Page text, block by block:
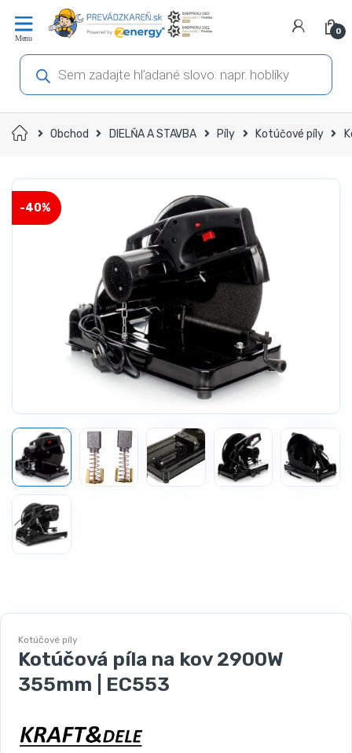
navigáciu
obsah
0
Products
search
Domov Obchod DIELŇA A STAVBA Píly Kotúčové píly
-40%
Kotúčové píly
Kotúčová píla na kov 2900W
355mm | EC553